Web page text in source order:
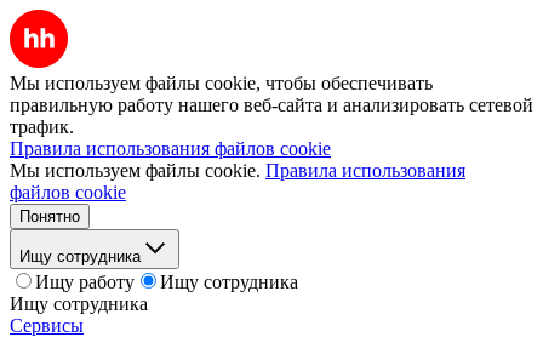
Мы используем файлы cookie, чтобы обеспечивать
правильную работу нашего веб-сайта и анализировать сетевой
трафик.
Правила использования файлов cookie
Мы используем файлы cookie. Правила использования
файлов cookie
Понятно
Ищу сотрудника
Ищу работу
Ищу сотрудника
Ищу сотрудника
Сервисы